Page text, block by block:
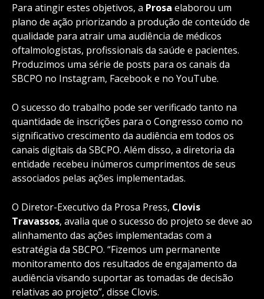
Para atingir estes objetivos, a Prosa elaborou um
plano de ação priorizando a produção de conteúdo de
qualidade para atrair uma audiência de médicos
oftalmologistas, profissionais da saúde e pacientes.
Produzimos uma série de posts para os canais da
SBCPO no Instagram, Facebook e no YouTube.
O sucesso do trabalho pode ser verificado tanto na
quantidade de inscrições para o Congresso como no
significativo crescimento da audiência em todos os
canais digitais da SBCPO. Além disso, a diretoria da
entidade recebeu inúmeros cumprimentos de seus
associados pelas ações implementadas.
O Diretor-Executivo da Prosa Press, Clovis
Travassos, avalia que o sucesso do projeto se deve ao
alinhamento das ações implementadas com a
estratégia da SBCPO. “Fizemos um permanente
monitoramento dos resultados de engajamento da
audiência visando suportar as tomadas de decisão
relativas ao projeto”, disse Clovis.